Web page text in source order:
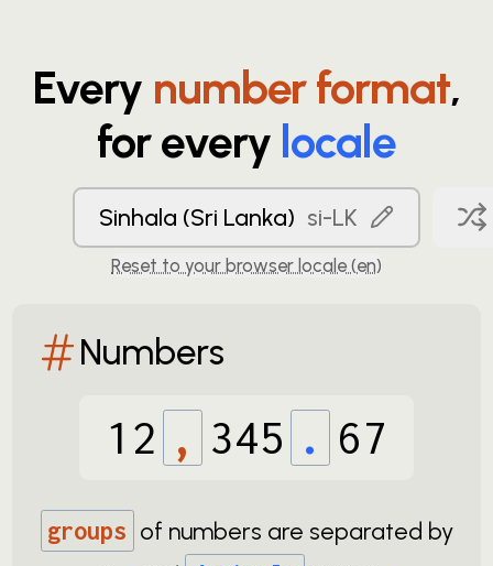
Every number format,
for every locale
Sinhala (Sri Lanka) si-LK
Reset to your browser locale (en)
Numbers
12 , 345 . 67
groups of numbers are separated by